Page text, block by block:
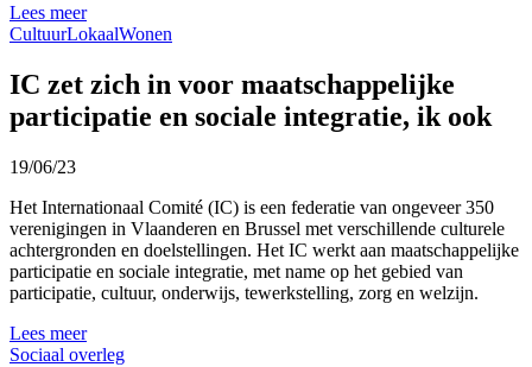
Lees meer
CultuurLokaalWonen
IC zet zich in voor maatschappelijke
participatie en sociale integratie, ik ook
19/06/23
Het Internationaal Comité (IC) is een federatie van ongeveer 350
verenigingen in Vlaanderen en Brussel met verschillende culturele
achtergronden en doelstellingen. Het IC werkt aan maatschappelijke
participatie en sociale integratie, met name op het gebied van
participatie, cultuur, onderwijs, tewerkstelling, zorg en welzijn.
Lees meer
Sociaal overleg